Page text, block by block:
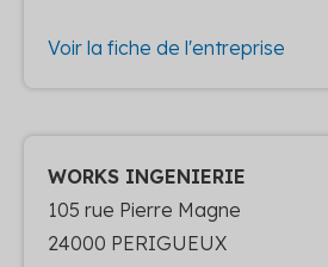
Voir la fiche de l'entreprise
WORKS INGENIERIE
105 rue Pierre Magne
24000 PERIGUEUX